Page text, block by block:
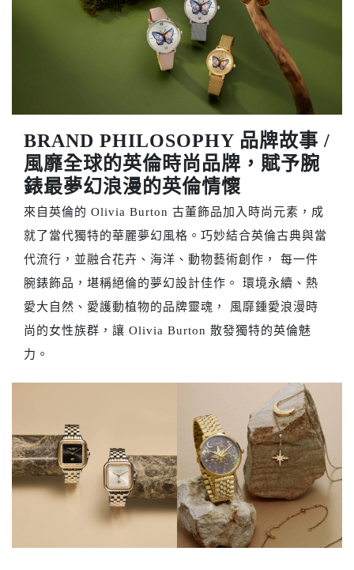
BRAND PHILOSOPHY 品牌故事 /
風靡全球的英倫時尚品牌，賦予腕
錶最夢幻浪漫的英倫情懷
來自英倫的 Olivia Burton 古董飾品加入時尚元素，成
就了當代獨特的華麗夢幻風格。巧妙結合英倫古典與當
代流行，並融合花卉、海洋、動物藝術創作， 每一件
腕錶飾品，堪稱絕倫的夢幻設計佳作。 環境永續、熱
愛大自然、愛護動植物的品牌靈魂， 風靡鍾愛浪漫時
尚的女性族群，讓 Olivia Burton 散發獨特的英倫魅
力。